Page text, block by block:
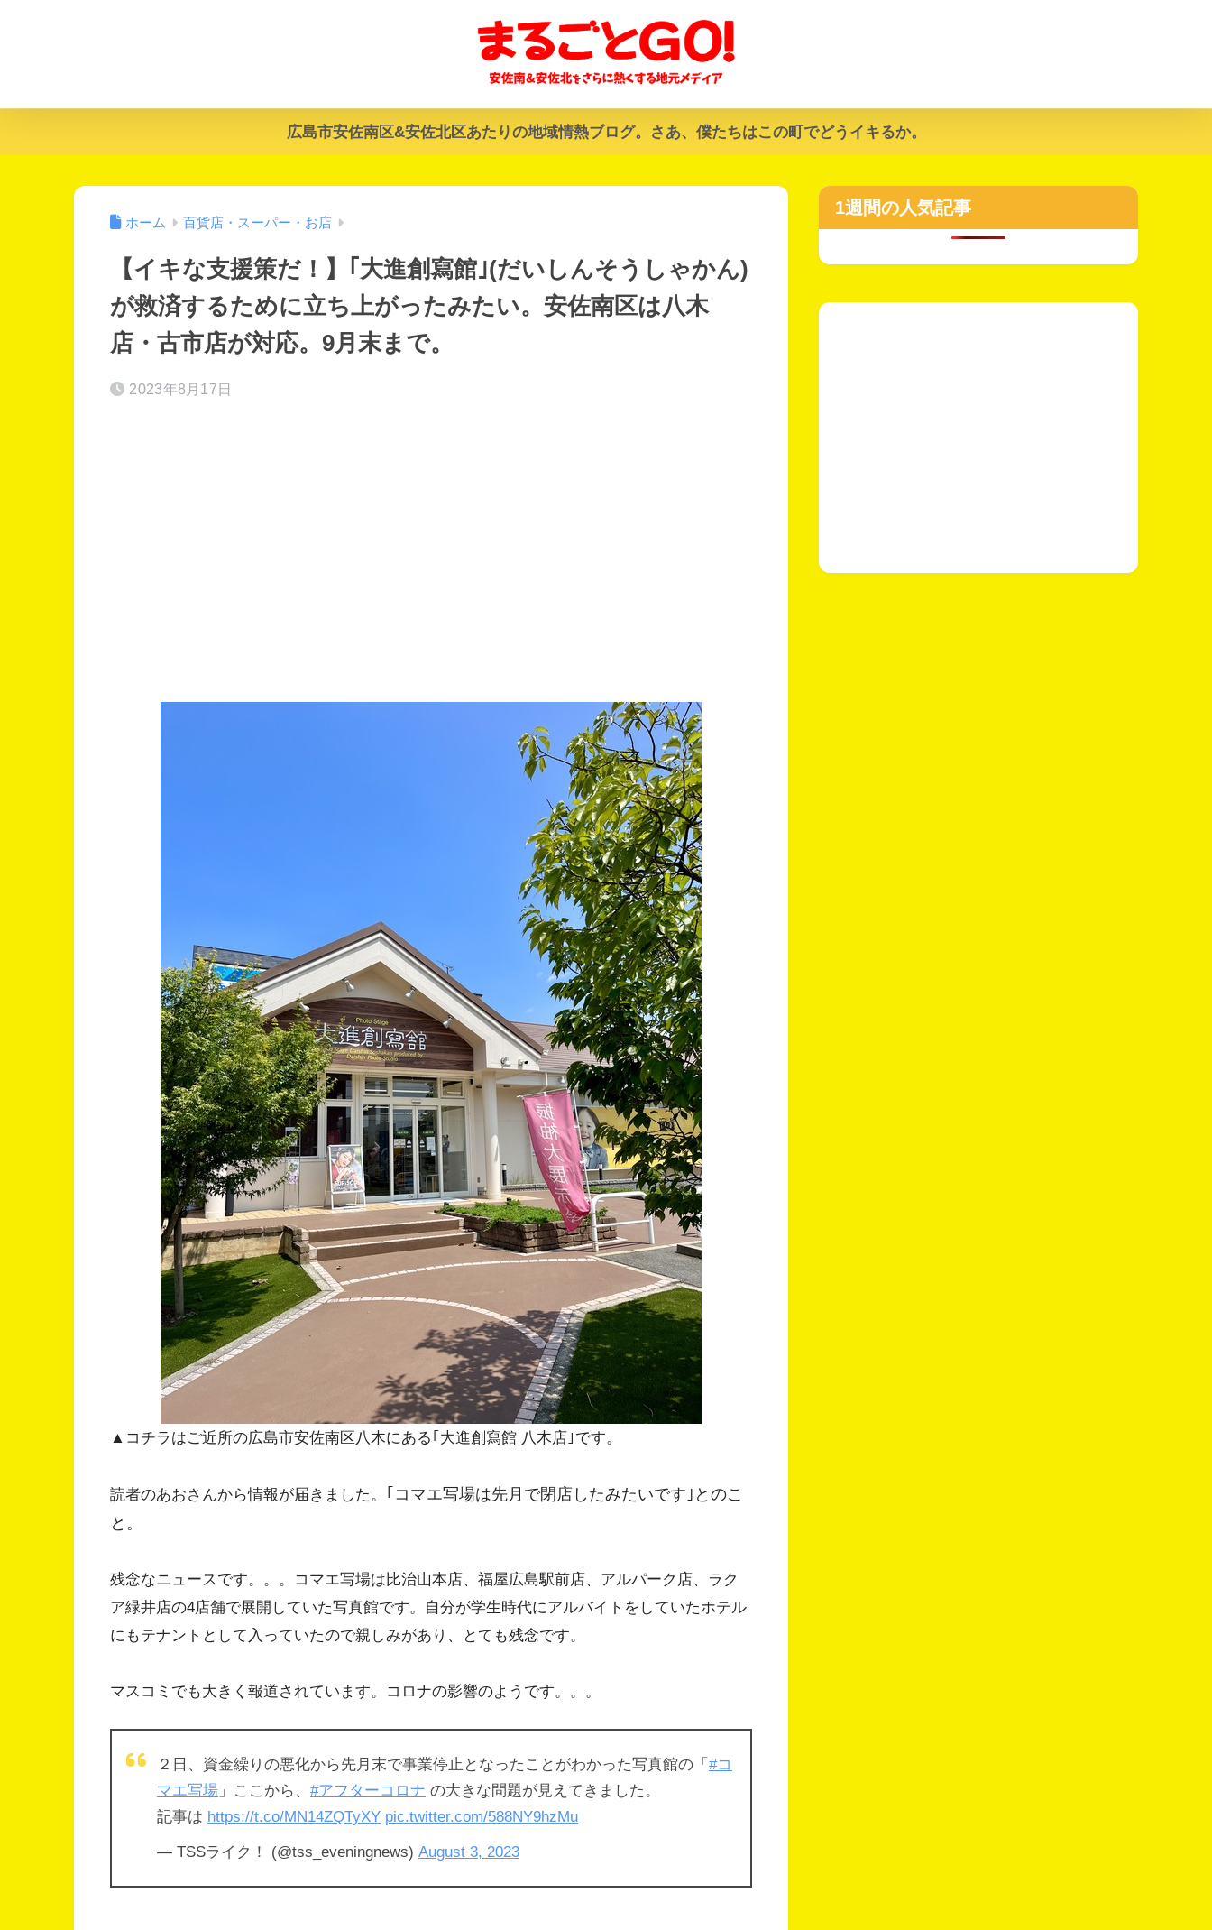
広島市安佐南区&安佐北区あたりの地域情熱ブログ。さあ、僕たちはこの町でどうイキるか。
ホーム 百貨店・スーパー・お店
【イキな支援策だ！】｢大進創寫館｣(だいしんそうしゃかん)
が救済するために立ち上がったみたい。安佐南区は八木
店・古市店が対応。9月末まで。
2023年8月17日
▲コチラはご近所の広島市安佐南区八木にある｢大進創寫館 八木店｣です。
読者のあおさんから情報が届きました。
｢コマエ写場は先月で閉店したみたいです｣とのこ
と。
残念なニュースです。。。コマエ写場は比治山本店、福屋広島駅前店、アルパーク店、ラク
ア緑井店の4店舗で展開していた写真館です。自分が学生時代にアルバイトをしていたホテル
にもテナントとして入っていたので親しみがあり、とても残念です。
マスコミでも大きく報道されています。コロナの影響のようです。。。
２日、資金繰りの悪化から先月末で事業停止となったことがわかった写真館の「 #コ
マエ写場 」ここから、 #アフターコロナ の大きな問題が見えてきました。
記事は https://t.co/MN14ZQTyXY pic.twitter.com/588NY9hzMu
— TSSライク！ (@tss_eveningnews) August 3, 2023
1週間の人気記事